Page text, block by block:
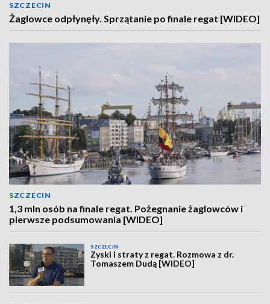
SZCZECIN
Żaglowce odpłynęły. Sprzątanie po finale regat [WIDEO]
SZCZECIN
1,3 mln osób na finale regat. Pożegnanie żaglowców i
pierwsze podsumowania [WIDEO]
SZCZECIN
Zyski i straty z regat. Rozmowa z dr.
Tomaszem Dudą [WIDEO]